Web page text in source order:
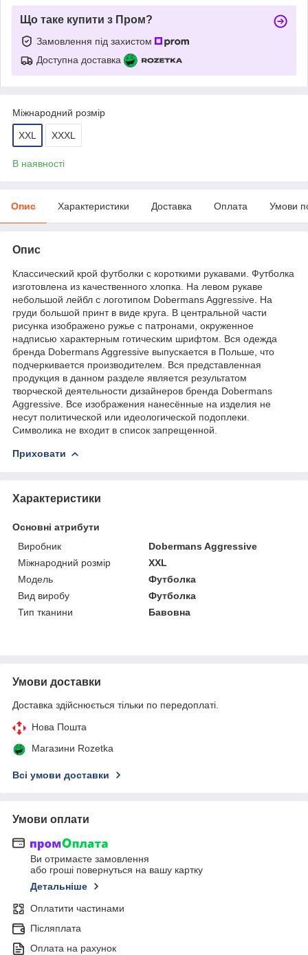
Що таке купити з Пром?
Замовлення під захистом
Доступна доставка
Міжнародний розмір
XXL XXXL
В наявності
Опис Характеристики Доставка Оплата Умови
Опис
Классический крой футболки с короткими рукавами. Футболка
изготовлена ​​из качественного хлопка. На левом рукаве
небольшой лейбл с логотипом Dobermans Aggressive. На
груди большой принт в виде круга. В центральной части
рисунка изображено ружье с патронами, окруженное
надписью характерным готическим шрифтом. Вся одежда
бренда Dobermans Aggressive выпускается в Польше, что
подчеркивается производителем. Вся представленная
продукция в данном разделе является результатом
творческой деятельности дизайнеров бренда Dobermans
Aggressive. Все изображения нанесённые на изделия не
несут политической или идеологической подоплеки.
Символика не входит в список запрещенной.
Приховати
Характеристики
Основні атрибути
Виробник
Dobermans Aggressive
Міжнародний розмір
XXL
Модель
Футболка
Вид виробу
Футболка
Тип тканини
Бавовна
Умови доставки
Доставка здійснюється тільки по передоплаті.
Нова Пошта
Магазини Rozetka
Всі умови доставки
Умови оплати
Ви отримаєте замовлення
або гроші повернуться на вашу картку
Детальніше
Оплатити частинами
Післяплата
Оплата на рахунок